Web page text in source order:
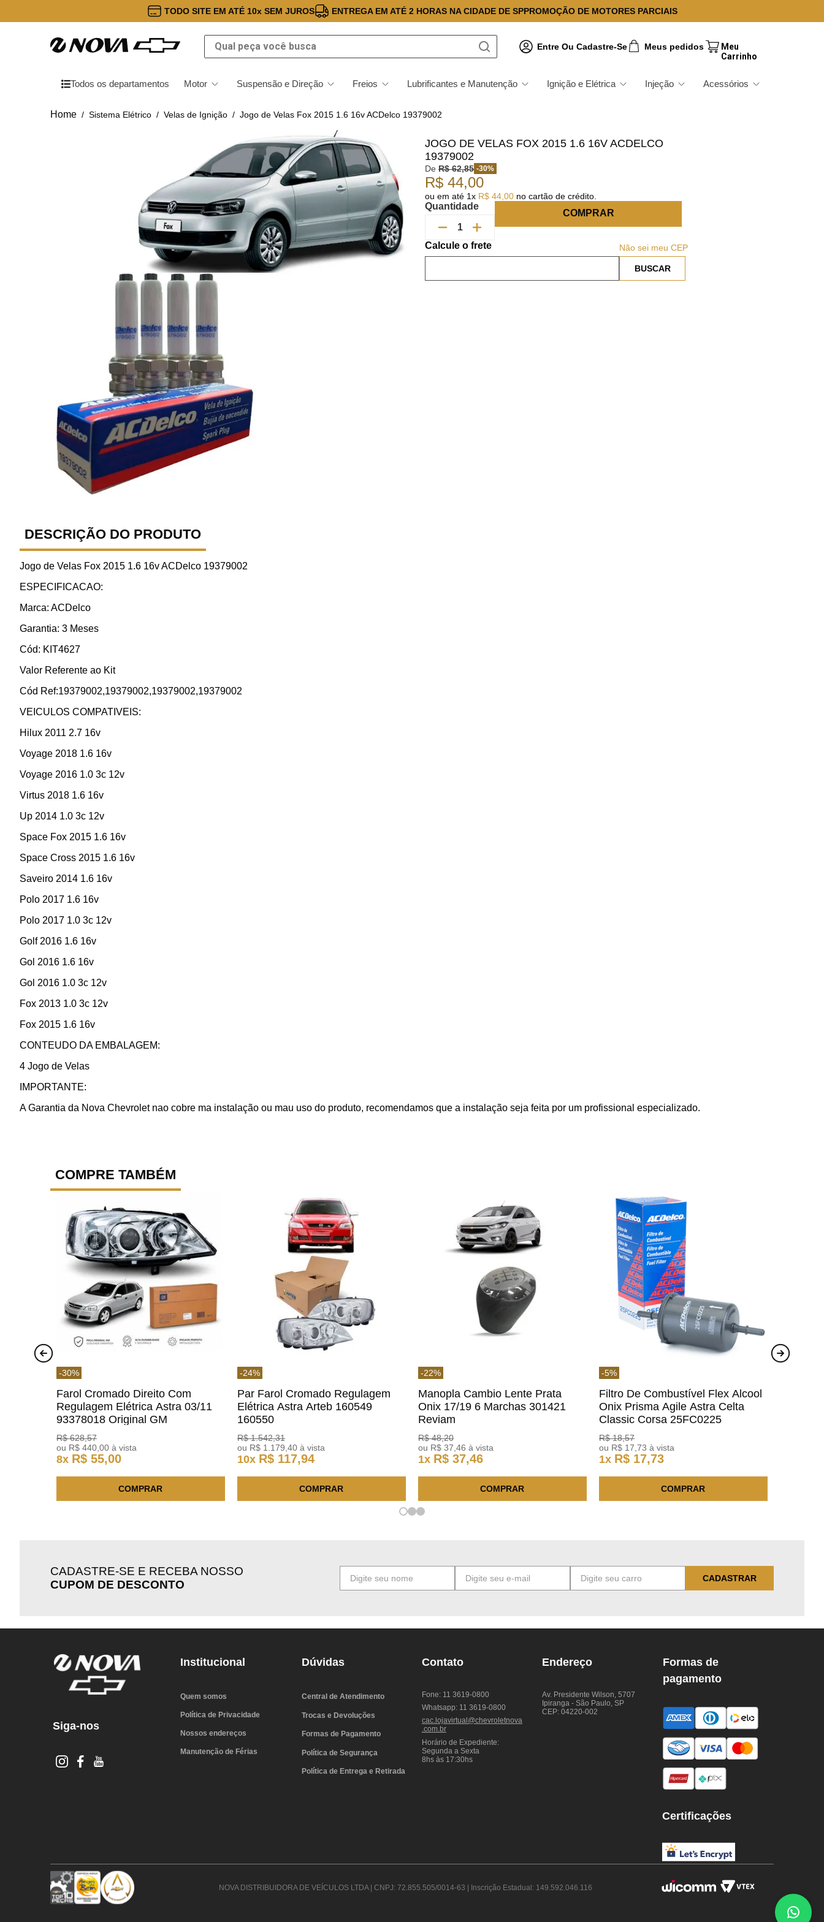
TODO SITE EM ATÉ 10x SEM JUROS ENTREGA EM ATÉ 2 HORAS NA CIDADE DE SPPROMOÇÃO DE MOTORES PARCIAIS
Qual peça você busca
Entre Ou Cadastre-Se Meus pedidos
Todos os departamentos Motor Suspensão e Direção Freios Lubrificantes e Manutenção Ignição e Elétrica Injeção Acessórios
Sistema Elétrico Velas de Ignição Jogo de Velas Fox 2015 1.6 16v ACDelco 19379002
JOGO DE VELAS FOX 2015 1.6 16V ACDELCO
19379002
De R$ 62,85 -30%
R$ 44,00
ou em até 1x R$ 44 00 no cartão de crédito.
Quantidade
COMPRAR
Não sei meu CEP
DESCRIÇÃO DO PRODUTO
Jogo de Velas Fox 2015 1.6 16v ACDelco 19379002
ESPECIFICACAO:
Marca: ACDelco
Garantia: 3 Meses
Cód: KIT4627
Valor Referente ao Kit
Cód Ref:19379002,19379002,19379002,19379002
VEICULOS COMPATIVEIS:
Hilux 2011 2.7 16v
Voyage 2018 1.6 16v
Voyage 2016 1.0 3c 12v
Virtus 2018 1.6 16v
Up 2014 1.0 3c 12v
Space Fox 2015 1.6 16v
Space Cross 2015 1.6 16v
Saveiro 2014 1.6 16v
Polo 2017 1.6 16v
Polo 2017 1.0 3c 12v
Golf 2016 1.6 16v
Gol 2016 1.6 16v
Gol 2016 1.0 3c 12v
Fox 2013 1.0 3c 12v
Fox 2015 1.6 16v
CONTEUDO DA EMBALAGEM:
4 Jogo de Velas
IMPORTANTE:
A Garantia da Nova Chevrolet nao cobre ma instalação ou mau uso do produto, recomendamos que a instalação seja feita por um profissional especializado.
COMPRE TAMBÉM
-30%
Farol Cromado Direito Com
Regulagem Elétrica Astra 03/11
93378018 Original GM
R$ 628,57
ou R$ 440 ,00 à vista
8x R$ 55,00
COMPRAR
-24%
Par Farol Cromado Regulagem
Elétrica Astra Arteb 160549
160550
R$ 1.542,31
ou R$ 1 179 ,40 à vista
10x R$ 117,94
COMPRAR
-22%
Manopla Cambio Lente Prata
Onix 17/19 6 Marchas 301421
Reviam
R$ 48,20
ou R$ 37 ,46 à vista
1x R$ 37,46
COMPRAR
-5%
Filtro De Combustível Flex Alcool
Onix Prisma Agile Astra Celta
Classic Corsa 25FC0225
ACDelco
R$ 18,57
ou R$ 17 ,73 à vista
1x R$ 17,73
COMPRAR
CADASTRE-SE E RECEBA NOSSO
CUPOM DE DESCONTO
CADASTRAR
Siga-nos
Institucional
Quem somos
Política de Privacidade
Nossos endereços
Manutenção de Férias
Dúvidas
Central de Atendimento
Trocas e Devoluções
Formas de Pagamento
Política de Segurança
Política de Entrega e Retirada
Contato
Fone: 11 3619-0800
Whatsapp: 11 3619-0800
cac.lojavirtual@chevroletnova
.com.br
Horário de Expediente:
Segunda a Sexta
8hs às 17:30hs
Endereço
Av. Presidente Wilson, 5707
Ipiranga - São Paulo, SP
CEP: 04220-002
Formas de
pagamento
Certificações
NOVA DISTRIBUIDORA DE VEÍCULOS LTDA | CNPJ: 72.855.505/0014-63 | Inscrição Estadual: 149.592.046.116